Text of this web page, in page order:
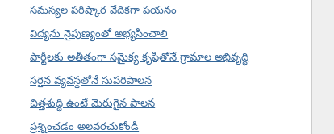
సమస్యల పరిష్కార వేదికగా పయనం
విద్యను నైపుణ్యంతో అభ్యసించాలి
పార్టీలకు అతీతంగా సమైక్య కృషితోనే గ్రామాల అభివృద్ధి
సరైన వ్యవస్థతోనే సుపరిపాలన
చిత్తశుద్ధి ఉంటే మెరుగైన పాలన
ప్రశ్నించడం అలవరచుకోండి